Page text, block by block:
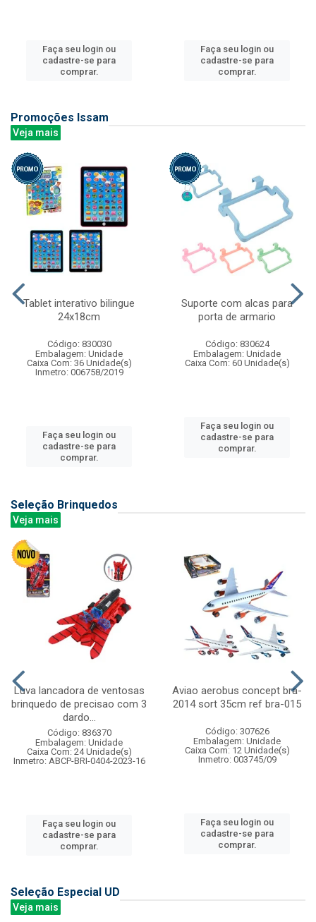
Faça seu login ou
cadastre-se para
comprar.
Faça seu login ou
cadastre-se para
comprar.
Promoções Issam
Veja mais
Tablet interativo bilingue
24x18cm
Código: 830030
Embalagem: Unidade
Caixa Com: 36 Unidade(s)
Inmetro: 006758/2019
Faça seu login ou
cadastre-se para
comprar.
Suporte com alcas para
porta de armario
Código: 830624
Embalagem: Unidade
Caixa Com: 60 Unidade(s)
Faça seu login ou
cadastre-se para
comprar.
Seleção Brinquedos
Veja mais
Luva lancadora de ventosas
brinquedo de precisao com 3
dardo...
Código: 836370
Embalagem: Unidade
Caixa Com: 24 Unidade(s)
Inmetro: ABCP-BRI-0404-2023-16
Faça seu login ou
cadastre-se para
comprar.
Aviao aerobus concept bra-
2014 sort 35cm ref bra-015
Código: 307626
Embalagem: Unidade
Caixa Com: 12 Unidade(s)
Inmetro: 003745/09
Faça seu login ou
cadastre-se para
comprar.
Seleção Especial UD
Veja mais